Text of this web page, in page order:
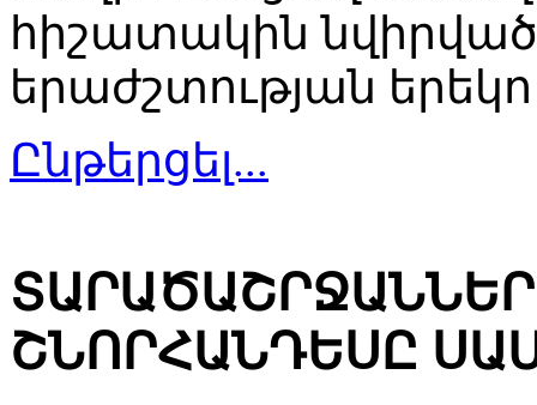
հիշատակին
երաժշտության
Ընթերցել...
ՇՆՈՐՀԱՆԴԵՍԸ